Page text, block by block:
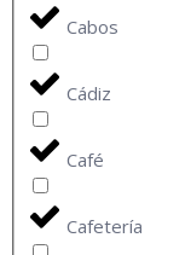
Cabos
Cádiz
Café
Cafetería